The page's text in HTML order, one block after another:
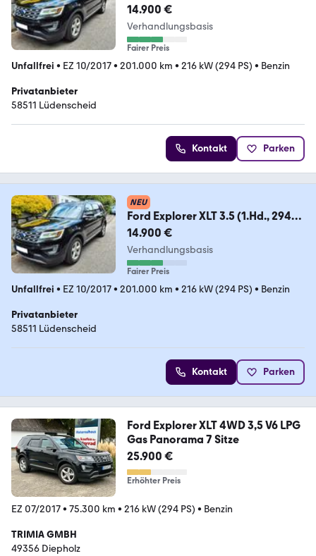
PS)
14.900 €
Verhandlungsbasis
Fairer Preis
Unfallfrei • EZ 10/2017• 201.000 km • 216 kW (294 PS) • Benzin
Privatanbieter
58511 Lüdenscheid
Kontakt Parken
NEU
Ford Explorer XLT 3.5 (1.Hd., 294
PS)
14.900 €
Verhandlungsbasis
Fairer Preis
Unfallfrei • EZ 10/2017• 201.000 km • 216 kW (294 PS) • Benzin
Privatanbieter
58511 Lüdenscheid
Kontakt Parken
Ford Explorer XLT 4WD 3,5 V6 LPG
Gas Panorama 7 Sitze
25.900 €
Erhöhter Preis
EZ 07/2017• 75.300 km • 216 kW (294 PS) • Benzin
TRIMIA GMBH
49356 Diepholz